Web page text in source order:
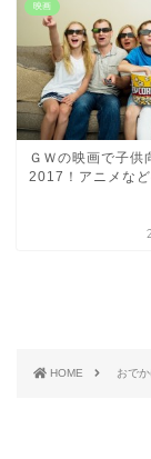
映画
ＧＷの映画で子供
2017！アニメな
HOME おでか